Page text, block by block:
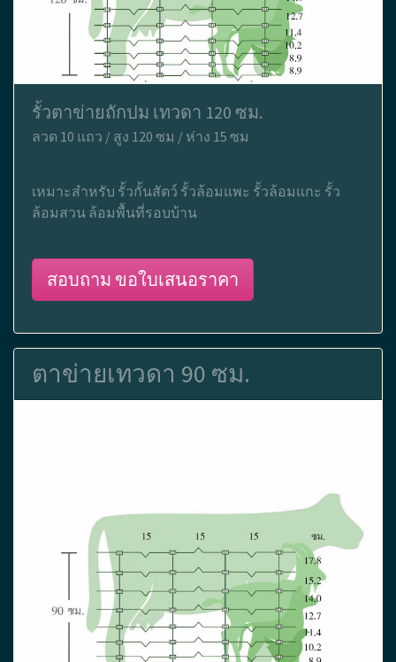
รั้วตาข่ายถักปม เทวดา 120 ซม.
ลวด 10 แถว / สูง 120 ซม / ห่าง 15 ซม
เหมาะสำหรับ รั้วกั้นสัตว์ รั้วล้อมแพะ รั้วล้อมแกะ รั้ว
ล้อมสวน ล้อมพื้นที่รอบบ้าน
สอบถาม ขอใบเสนอราคา
ตาข่ายเทวดา 90 ซม.